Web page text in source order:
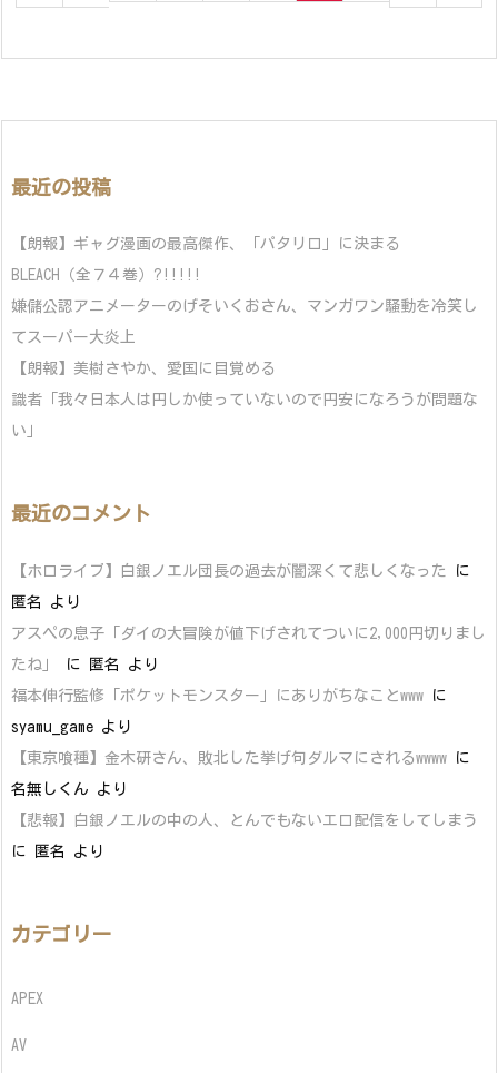
最近の投稿
【朗報】ギャグ漫画の最高傑作、「パタリロ」に決まる
BLEACH（全７４巻）?!!!!!
嫌儲公認アニメーターのげそいくおさん、マンガワン騒動を冷笑し
てスーパー大炎上
【朗報】美樹さやか、愛国に目覚める
識者「我々日本人は円しか使っていないので円安になろうが問題な
い」
最近のコメント
【ホロライブ】白銀ノエル団長の過去が闇深くて悲しくなった
に
匿名
より
アスペの息子「ダイの大冒険が値下げされてついに2,000円切りまし
たね」
に 匿名
より
福本伸行監修「ポケットモンスター」にありがちなことwww に
syamu_game より
【東京喰種】金木研さん、敗北した挙げ句ダルマにされるwwww に
名無しくん より
【悲報】白銀ノエルの中の人、とんでもないエロ配信をしてしまう
に
匿名 より
カテゴリー
APEX
AV